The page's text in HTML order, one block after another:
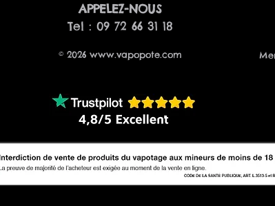
​APPELEZ-NOUS
Tel : 09 72 66 31 18
© 2026 www.vapopote.com